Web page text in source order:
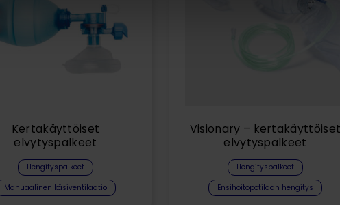
Kertakäyttöiset
elvytyspalkeet
Hengityspalkeet
Manuaalinen käsiventilaatio
Visionary – kertakäyttöiset
elvytyspalkeet
Hengityspalkeet
Ensihoitopotilaan hengitys